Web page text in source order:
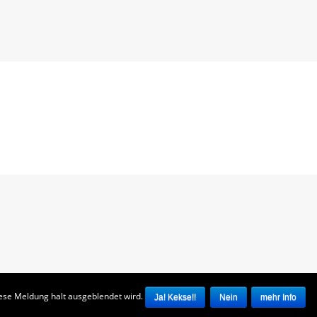
Meldung halt ausgeblendet wird. mehr Info